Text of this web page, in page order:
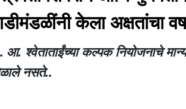
केला अक्षतांचा
आ. श्वेताताईंच्या कल्पक नियोजनाचे
नसते..